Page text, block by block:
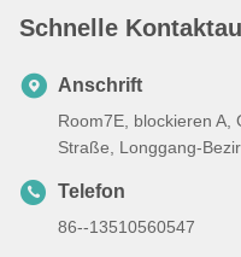
Schnelle
Anschrift
Room7E, blockieren A,
Straße, Longgang-
Telefon
86--13510560547